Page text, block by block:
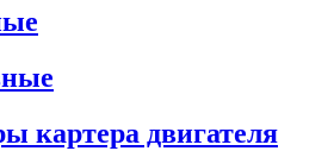
картера двигателя